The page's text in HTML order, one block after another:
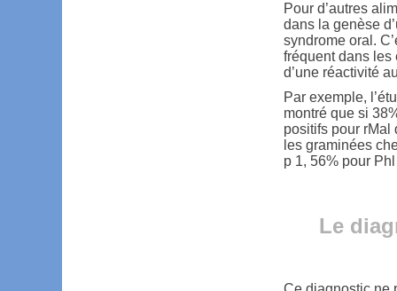
Pour d’autres
dans la genèse
syndrome oral.
fréquent dans
d’une réactivité
Par exemple,
montré que si
positifs pour rMal
les graminées
p 1, 56% pour
Le